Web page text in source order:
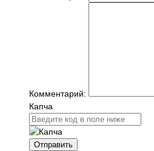
Комментарий:
Капча
Отправить